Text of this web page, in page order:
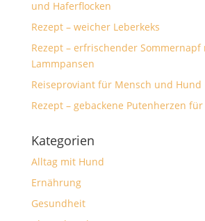
und Haferflocken
Rezept – weicher Leberkeks
Rezept – erfrischender Sommernapf
Lammpansen
Reiseproviant für Mensch und Hund
Rezept – gebackene Putenherzen
Kategorien
Alltag mit Hund
Ernährung
Gesundheit